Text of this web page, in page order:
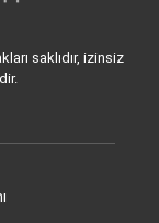
saklıdır, izinsiz